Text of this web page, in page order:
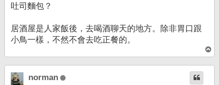
吐司麵包？
居酒屋是人家飯後，去喝酒聊天的地方。除非胃口跟
小鳥一樣，不然不會去吃正餐的。
頂
端
norman